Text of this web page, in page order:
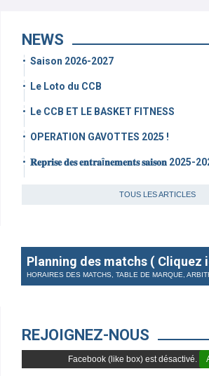
NEWS
Saison 2026-2027
Le Loto du CCB
Le CCB ET LE BASKET FITNESS
OPERATION GAVOTTES 2025 !
𝐑𝐞𝐩𝐫𝐢𝐬𝐞 𝐝𝐞𝐬 𝐞𝐧𝐭𝐫𝐚î𝐧𝐞𝐦𝐞𝐧𝐭𝐬 𝐬𝐚𝐢𝐬𝐨𝐧 2025-
TOUS LES ARTICLES
Planning des matchs ( Cliquez
HORAIRES DES MATCHS, TABLE DE MARQUE,
REJOIGNEZ-NOUS
Facebook (like box) est désactivé.